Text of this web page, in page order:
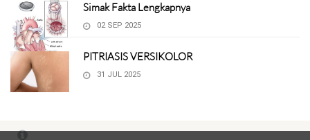
Simak Fakta Lengkapnya
02 SEP 2025
PITRIASIS VERSIKOLOR
31 JUL 2025